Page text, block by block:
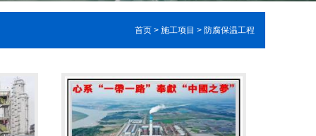
首页 > 施工项目 > 防腐保温工程